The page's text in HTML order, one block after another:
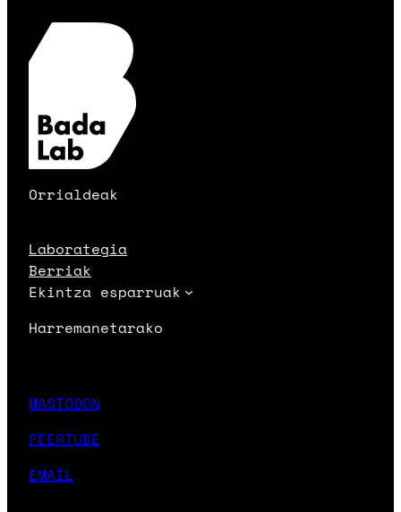
Orrialdeak
Laborategia
Berriak
Ekintza esparruak
Harremanetarako
MASTODON
PEERTUBE
EMAIL